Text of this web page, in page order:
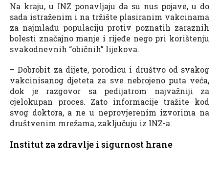
Na kraju, u INZ ponavljaju da su nus pojave, u do
sada istraženim i na tržište plasiranim vakcinama
za najmlađu populaciju protiv poznatih zaraznih
bolesti značajno manje i rijeđe nego pri korištenju
svakodnevnih “običnih” lijekova.
– Dobrobit za dijete, porodicu i društvo od svakog
vakcinisanog djeteta za sve nebrojeno puta veća,
dok je razgovor sa pedijatrom najvažniji za
cjelokupan proces. Zato informacije tražite kod
svog doktora, a ne u neprovjerenim izvorima na
društvenim mrežama, zaključuju iz INZ-a.
Institut za zdravlje i sigurnost hrane